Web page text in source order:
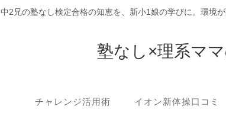
中2兄の塾なし検定合格の知恵を、新小1娘の学びに。環境
塾なし×理系マ
チャレンジ活用術 イオン新体操口コミ